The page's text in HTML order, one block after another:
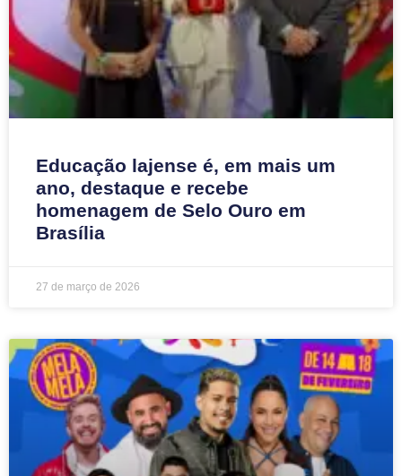
Educação lajense é, em mais um
ano, destaque e recebe
homenagem de Selo Ouro em
Brasília
27 de março de 2026